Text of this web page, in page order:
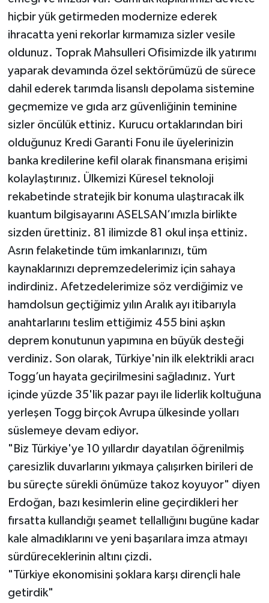
hiçbir yük getirmeden modernize ederek
ihracatta yeni rekorlar kırmamıza sizler vesile
oldunuz. Toprak Mahsulleri Ofisimizde ilk yatırımı
yaparak devamında özel sektörümüzü de sürece
dahil ederek tarımda lisanslı depolama sistemine
geçmemize ve gıda arz güvenliğinin teminine
sizler öncülük ettiniz. Kurucu ortaklarından biri
olduğunuz Kredi Garanti Fonu ile üyelerinizin
banka kredilerine kefil olarak finansmana erişimi
kolaylaştırınız. Ülkemizi Küresel teknoloji
rekabetinde stratejik bir konuma ulaştıracak ilk
kuantum bilgisayarını ASELSAN’ımızla birlikte
sizden ürettiniz. 81 ilimizde 81 okul inşa ettiniz.
Asrın felaketinde tüm imkanlarınızı, tüm
kaynaklarınızı depremzedelerimiz için sahaya
indirdiniz. Afetzedelerimize söz verdiğimiz ve
hamdolsun geçtiğimiz yılın Aralık ayı itibarıyla
anahtarlarını teslim ettiğimiz 455 bini aşkın
deprem konutunun yapımına en büyük desteği
verdiniz. Son olarak, Türkiye'nin ilk elektrikli aracı
Togg’un hayata geçirilmesini sağladınız. Yurt
içinde yüzde 35'lik pazar payı ile liderlik koltuğuna
yerleşen Togg birçok Avrupa ülkesinde yolları
süslemeye devam ediyor.
"Biz Türkiye'ye 10 yıllardır dayatılan öğrenilmiş
çaresizlik duvarlarını yıkmaya çalışırken birileri de
bu süreçte sürekli önümüze takoz koyuyor" diyen
Erdoğan, bazı kesimlerin eline geçirdikleri her
fırsatta kullandığı şeamet tellallığını bugüne kadar
kale almadıklarını ve yeni başarılara imza atmayı
sürdüreceklerinin altını çizdi.
"Türkiye ekonomisini şoklara karşı dirençli hale
getirdik"